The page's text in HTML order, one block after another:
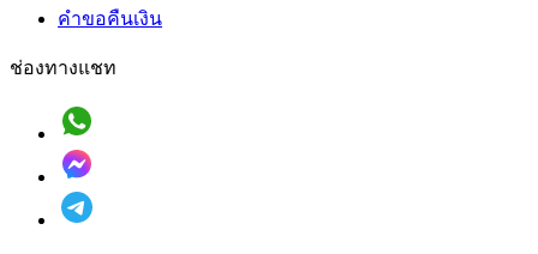
คำขอคืนเงิน
ช่องทางแชท